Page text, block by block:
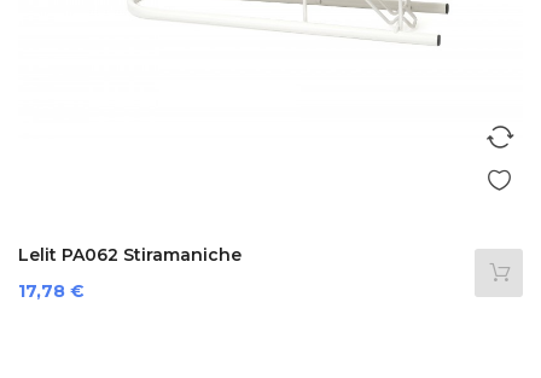
Lelit PA062 Stiramaniche
Prezzo
17,78 €